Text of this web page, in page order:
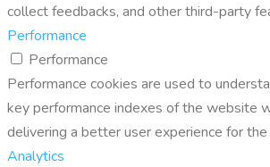
collect feedbacks, and other third-party
Performance
Performance
Performance cookies are used to
key performance indexes of the website
delivering a better user experience for
Analytics